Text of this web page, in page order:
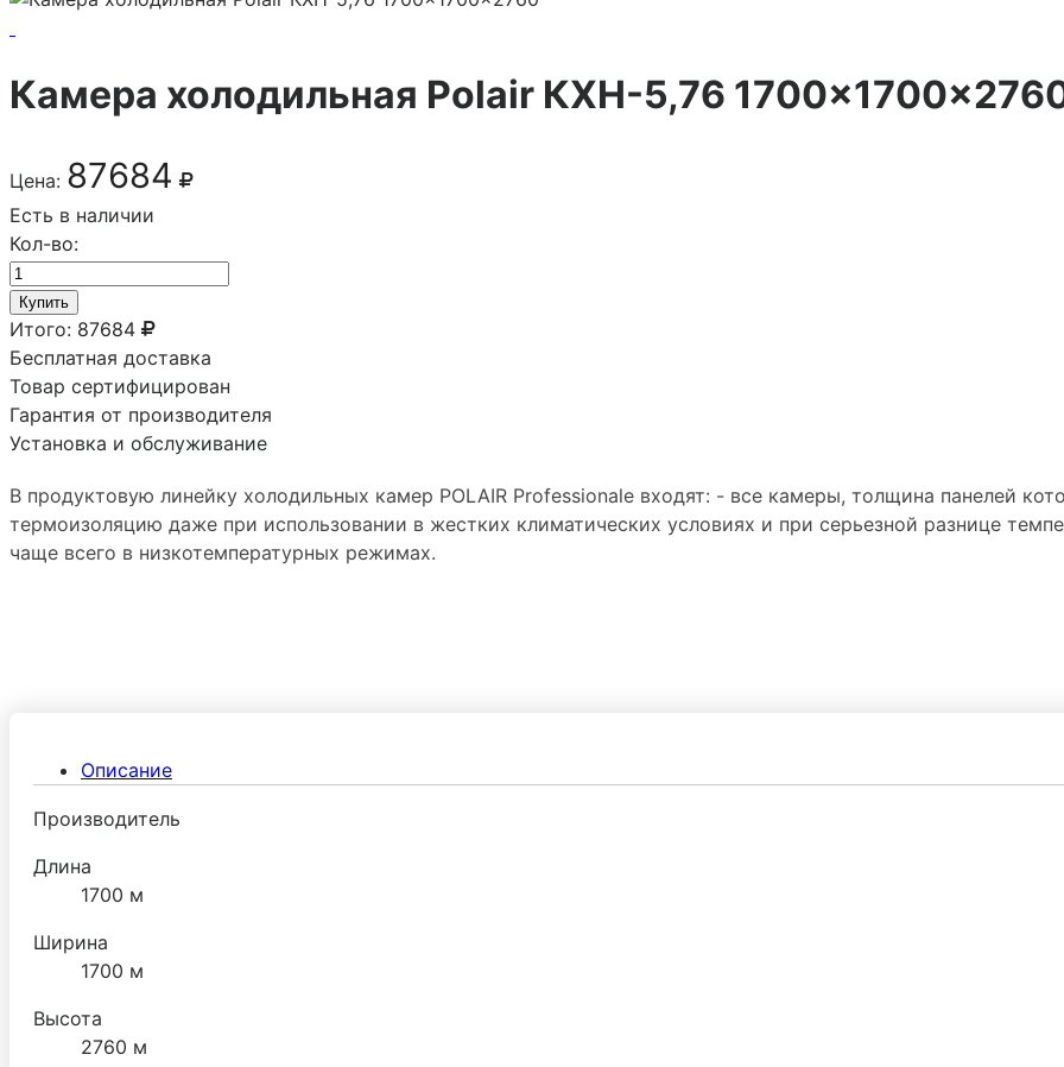
Камера холодильная Polair КХН-5,76
Цена: 87684
Есть в наличии
Кол-во:
Купить
Итого: 87684
Бесплатная доставка
Товар сертифицирован
Гарантия от производителя
Установка и обслуживание
В продуктовую линейку холодильных камер POLAIR Professionale входят: - все камеры, толщина панелей
термоизоляцию даже при использовании в жестких климатических условиях и при серьезной разнице
чаще всего в низкотемпературных режимах.
Описание
Производитель
Длина
1700 м
Ширина
1700 м
Высота
2760 м